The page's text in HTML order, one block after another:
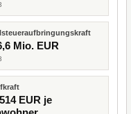
Mio. EUR
EUR je